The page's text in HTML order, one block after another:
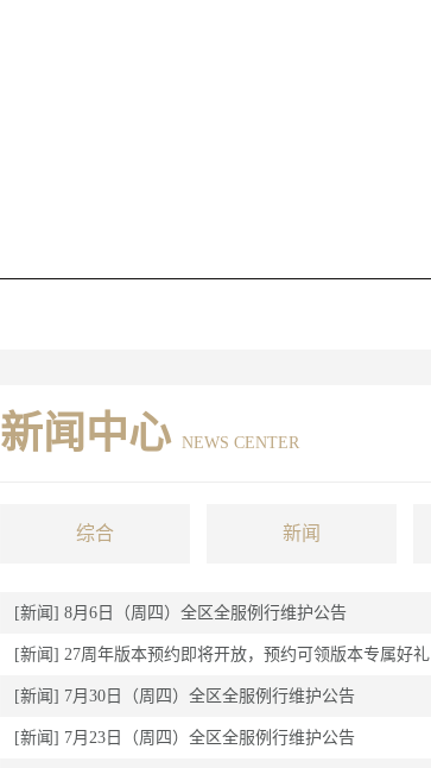
新闻中心 NEWS CENTER
综合 新闻
[新闻] 8月6日（周四）全区全服例行维护公告
[新闻] 27周年版本预约即将开放，预约可领版本专属好礼
[新闻] 7月30日（周四）全区全服例行维护公告
[新闻] 7月23日（周四）全区全服例行维护公告